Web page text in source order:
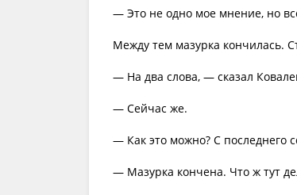
— Это не одно мое мнение, но
Между тем мазурка кончилась.
— На два слова, — сказал
— Сейчас же.
— Как это можно? С последнего
— Мазурка кончена. Что ж тут